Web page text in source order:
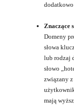
Znaczące
Domeny
słowa
lub rodzaj
słowo
związany
mają